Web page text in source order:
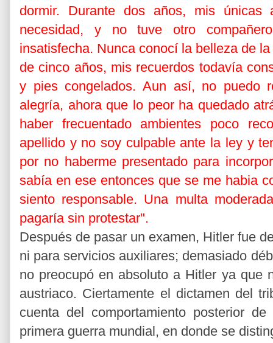
dormir. Durante dos años, mis
necesidad, y no tuve otro
insatisfecha. Nunca conocí la belleza de
de cinco años, mis recuerdos todavía
y pies congelados. Aun así, no puedo
alegría, ahora que lo peor ha quedado
haber frecuentado ambientes poco
apellido y no soy culpable ante la ley y
por no haberme presentado para
sabía en ese entonces que se me habia
siento responsable. Una multa
pagaría sin protestar".
Después de pasar un examen, Hitler fue
ni para servicios auxiliares; demasiado
no preocupó en absoluto a Hitler ya que
austriaco. Ciertamente el dictamen del
cuenta del comportamiento posterior
primera guerra mundial, en donde se